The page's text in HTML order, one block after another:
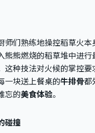
师们熟练地操控稻草火
熊熊燃烧的稻草堆中进
这种技法对火候的掌控
一块送上餐桌的牛排骨都
忘的美食体验。
碰撞